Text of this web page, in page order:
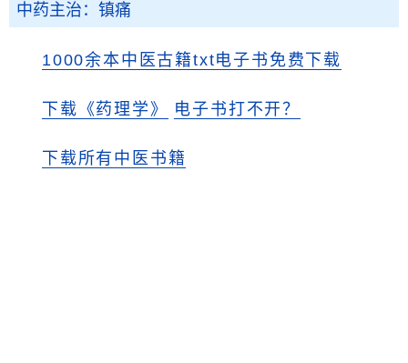
中药主治：镇痛
1000余本中医古籍txt电子书免费下载
下载《药理学》 电子书打不开？
下载所有中医书籍